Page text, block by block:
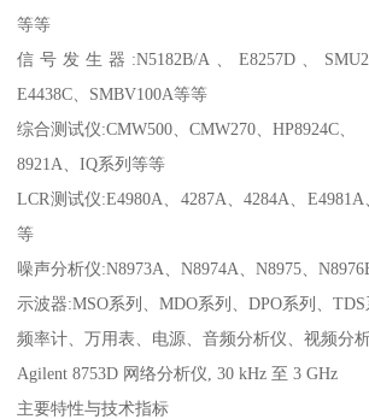
等等
信号发生器:N5182B/A、E8257D、
E4438C、SMBV100A等等
综合测试仪:CMW500、CMW270、HP8924C、
8921A、IQ系列等等
LCR测试仪:E4980A、4287A、4284A、
等
噪声分析仪:N8973A、N8974A、N8975、
示波器:MSO系列、MDO系列、DPO系列、
频率计、万用表、电源、音频分析仪、视频分
Agilent 8753D 网络分析仪, 30 kHz 至 3 GHz
主要特性与技术指标